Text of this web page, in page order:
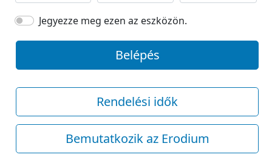
Jegyezze meg ezen az eszközön.
Belépés
Rendelési idők
Bemutatkozik az Erodium